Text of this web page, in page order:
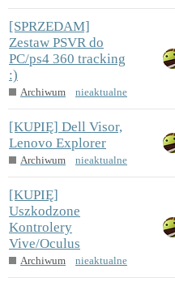
[SPRZEDAM]
Zestaw PSVR do
PC/ps4 360 tracking
:)
Archiwum nieaktualne
[KUPIĘ] Dell Visor,
Lenovo Explorer
Archiwum nieaktualne
[KUPIĘ]
Uszkodzone
Kontrolery
Vive/Oculus
Archiwum nieaktualne